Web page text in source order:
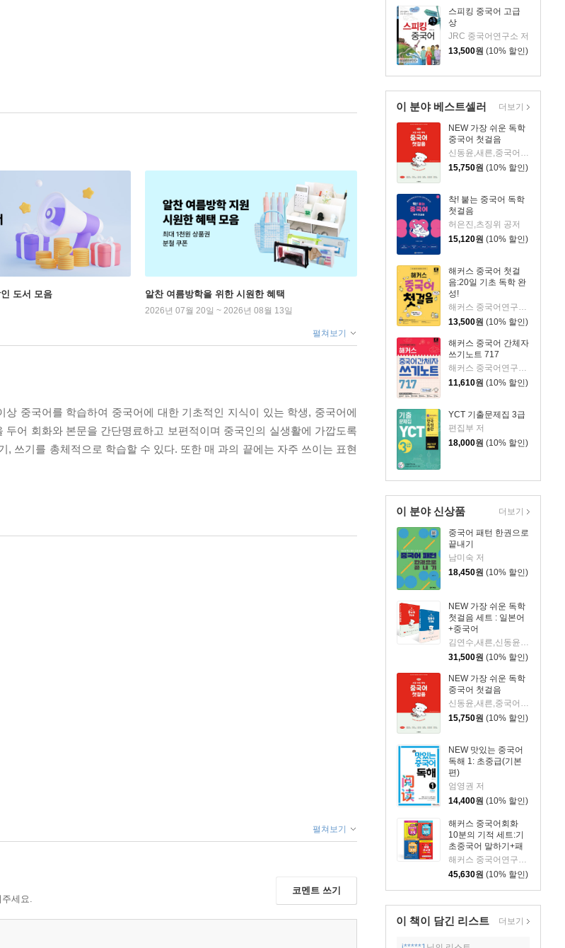
스피킹 중국어 고급
상
JRC 중국어연구소 저
13,500원 (10% 할인)
이 분야 베스트셀러
NEW 가장 쉬운 독학
중국어 첫걸음
신동윤,새른,중국어 편집부 저
15,750원 (10% 할인)
착! 붙는 중국어 독학
첫걸음
허은진,츠징위 공저
15,120원 (10% 할인)
해커스 중국어 첫걸
음:20일 기초 독학 완
성!
해커스 중국어연구소 저
13,500원 (10% 할인)
해커스 중국어 간체자
쓰기노트 717
해커스 중국어연구소 저
11,610원 (10% 할인)
YCT 기출문제집 3급
편집부 저
18,000원 (10% 할인)
더보기
이 분야 신상품
중국어 패턴 한권으로
끝내기
남미숙 저
18,450원 (10% 할인)
NEW 가장 쉬운 독학
첫걸음 세트 : 일본어
+중국어
김연수,새른,신동윤,주인원 저
31,500원 (10% 할인)
NEW 가장 쉬운 독학
중국어 첫걸음
신동윤,새른,중국어 편집부 저
15,750원 (10% 할인)
NEW 맛있는 중국어
독해 1: 초중급(기본
편)
엄영권 저
14,400원 (10% 할인)
해커스 중국어회화
10분의 기적 세트:기
초중국어 말하기+패
턴으로 말하기+상황
별로 말하기+여행중
국어
45,630원 (10% 할인)
더보기
이 책이 담긴 리스트 더보기
도서 모음 알찬 여름방학을 위한 시원한 혜택
2026년 07월 20일 ~ 2026년 08월 13일
펼쳐보기
중국어를 학습하여 중국어에 대한 기초적인 지식이 있는 학생, 중국어에
어 회화와 본문을 간단명료하고 보편적이며 중국인의 실생활에 가깝도록
쓰기를 총체적으로 학습할 수 있다. 또한 매 과의 끝에는 자주 쓰이는 표현
펼쳐보기
세요.
코멘트 쓰기